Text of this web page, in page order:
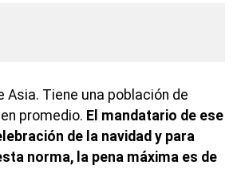
Asia. Tiene una población de
promedio. El mandatario de ese
de la navidad y para
norma, la pena máxima es de